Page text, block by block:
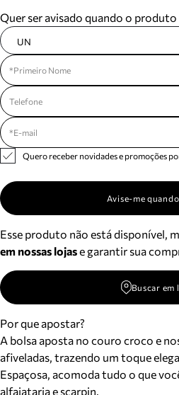
Quer ser avisado quando o
UN
Quero receber novidades e promoções
Avise-me
Esse produto não está disponível,
em nossas lojase garantir sua
Buscar em
Por que apostar?
A bolsa aposta no couro croco e
afiveladas, trazendo um toque
Espaçosa, acomoda tudo o que
alfaiataria e scarpin.